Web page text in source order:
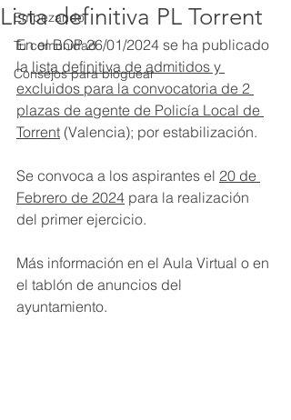
Empezando
Tu comunidad
Consejos para bloguear
Lista definitiva PL Torrent
En el BOP 26/01/2024 se ha publicado
la lista definitiva de admitidos y
excluidos para la convocatoria de 2
plazas de agente de Policía Local de
Torrent (Valencia); por estabilización.
Se convoca a los aspirantes el 20 de
Febrero de 2024 para la realización
del primer ejercicio.
Más información en el Aula Virtual o en
el tablón de anuncios del
ayuntamiento.